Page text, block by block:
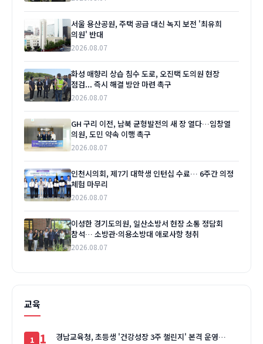
서울 용산공원, 주택 공급 대신 녹지 보전 '최유희
의원' 반대
2026.08.07
화성 매향리 상습 침수 도로, 오진택 도의원 현장
점검... 즉시 해결 방안 마련 촉구
2026.08.07
GH 구리 이전, 남북 균형발전의 새 장 열다…임창열
의원, 도민 약속 이행 촉구
2026.08.07
인천시의회, 제7기 대학생 인턴십 수료… 6주간 의정
체험 마무리
2026.08.07
이성한 경기도의원, 일산소방서 현장 소통 정담회
참석… 소방관·의용소방대 애로사항 청취
2026.08.07
교육
1
경남교육청, 초등생 '건강성장 3주 챌린지' 본격 운영…